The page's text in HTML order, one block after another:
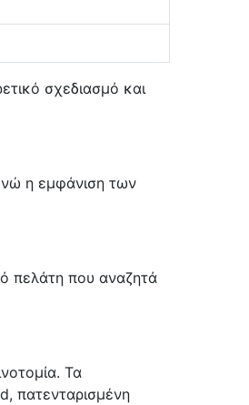
σχεδιασμό και
η εμφάνιση των
πελάτη που αναζητά
Τα
πατενταρισμένη